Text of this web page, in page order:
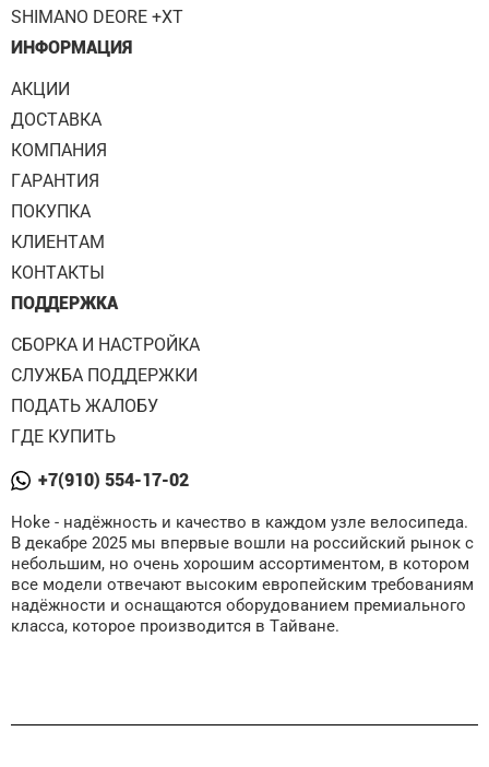
SHIMANO DEORE +XT
ИНФОРМАЦИЯ
АКЦИИ
ДОСТАВКА
КОМПАНИЯ
ГАРАНТИЯ
ПОКУПКА
КЛИЕНТАМ
КОНТАКТЫ
ПОДДЕРЖКА
СБОРКА И НАСТРОЙКА
СЛУЖБА ПОДДЕРЖКИ
ПОДАТЬ ЖАЛОБУ
ГДЕ КУПИТЬ
+7(910) 554-17-02
Hoke - надёжность и качество в каждом узле велосипеда.
В декабре 2025 мы впервые вошли на российский рынок с
небольшим, но очень хорошим ассортиментом, в котором
все модели отвечают высоким европейским требованиям
надёжности и оснащаются оборудованием премиального
класса, которое производится в Тайване.